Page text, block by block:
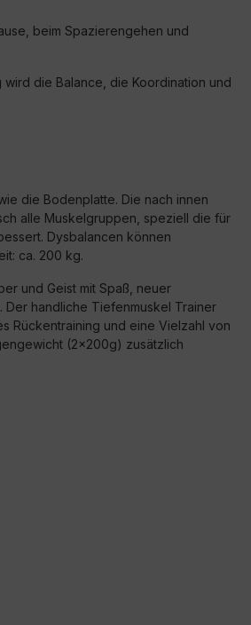
beim Spazierengehen und
die Balance, die Koordination und
die Bodenplatte. Die nach innen
alle Muskelgruppen, speziell die für
Dysbalancen können
ca. 200 kg.
und Geist mit Spaß, neuer
handliche Tiefenmuskel Trainer
Rückentraining und eine Vielzahl von
(2x200g) zusätzlich